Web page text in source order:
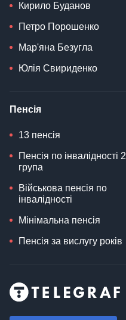
Кирило Буданов
Петро Порошенко
Мар'яна Безугла
Юлія Свириденко
Пенсія
13 пенсія
Пенсія по інвалідності 2
група
Військова пенсія по
інвалідності
Мінімальна пенсія
Пенсія за вислугу років